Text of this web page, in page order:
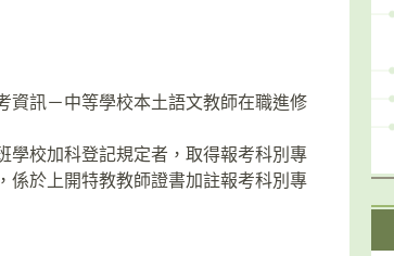
資訊－中等學校本土語文教師在職進修
學校加科登記規定者，取得報考科別專
係於上開特教教師證書加註報考科別專